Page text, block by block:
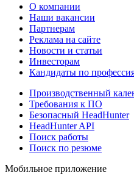
О компании
Наши вакансии
Партнерам
Реклама на сайте
Новости и статьи
Инвесторам
Кандидаты по
Производственный
Требования к ПО
Безопасный HeadHunter
HeadHunter API
Поиск работы
Поиск по резюме
Мобильное приложение